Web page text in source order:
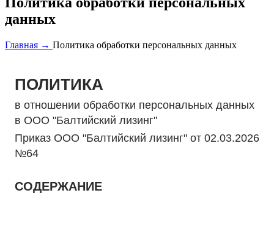
данных
Главная → Политика обработки персональных данных
ПОЛИТИКА
в отношении обработки персональных данных
в ООО "Балтийский лизинг"
Приказ ООО "Балтийский лизинг" от 02.03.2026
№64
СОДЕРЖАНИЕ